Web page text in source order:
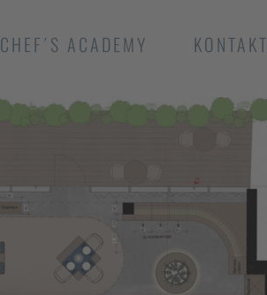
LA VIE BY THOMAS
BÜHNER TAIPEH
CHEF´S ACADEMY KONTAKT